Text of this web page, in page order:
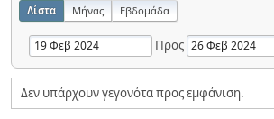
Λίστα Μήνας Εβδομάδα
Προς
Δεν υπάρχουν γεγονότα προς εμφάνιση.